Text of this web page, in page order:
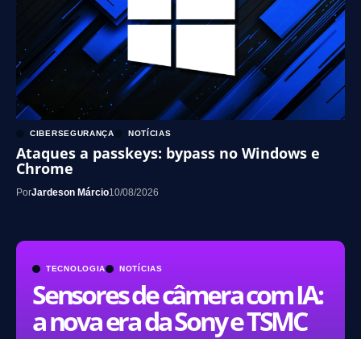
TECNOLOGIA NOTÍCIAS
Sensores de câmera com IA:
a nova era da Sony e TSMC
CIBERSEGURANÇA NOTÍCIAS
Ataques a passkeys: bypass no Windows e
Chrome
PorJardeson Márcio10/08/2026